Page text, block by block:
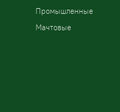
Промышленные
Мачтовые